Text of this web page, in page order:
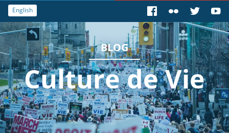
Blog
Comprendre
Agir
Boutique
English
BLOG
Culture de Vie